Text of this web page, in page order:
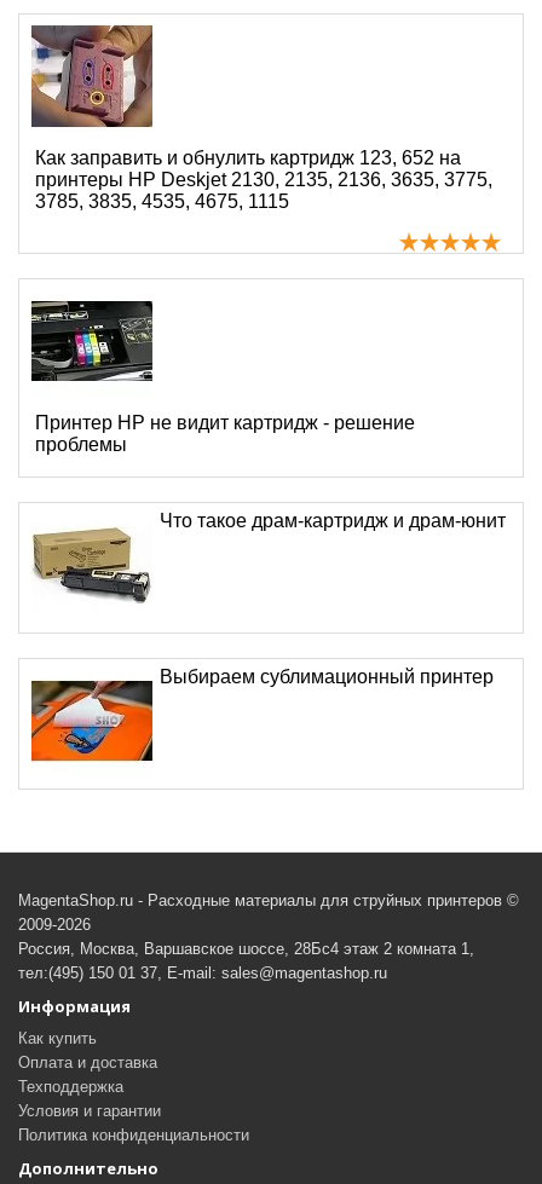
Как заправить и обнулить картридж 123, 652 на
принтеры HP Deskjet 2130, 2135, 2136, 3635, 3775,
3785, 3835, 4535, 4675, 1115
Принтер HP не видит картридж - решение
проблемы
Что такое драм-картридж и драм-юнит
Выбираем сублимационный принтер
MagentaShop.ru - Расходные материалы для струйных принтеров ©
2009-2026
Россия, Москва, Варшавское шоссе, 28Бс4 этаж 2 комната 1,
тел:(495) 150 01 37, E-mail: sales@magentashop.ru
Информация
Как купить
Оплата и доставка
Техподдержка
Условия и гарантии
Политика конфиденциальности
Дополнительно